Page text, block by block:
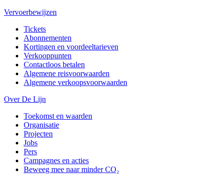
Vervoerbewijzen
Tickets
Abonnementen
Kortingen en voordeeltarieven
Verkooppunten
Contactloos betalen
Algemene reisvoorwaarden
Algemene verkoopsvoorwaarden
Over De Lijn
Toekomst en waarden
Organisatie
Projecten
Jobs
Pers
Campagnes en acties
Beweeg mee naar minder CO₂